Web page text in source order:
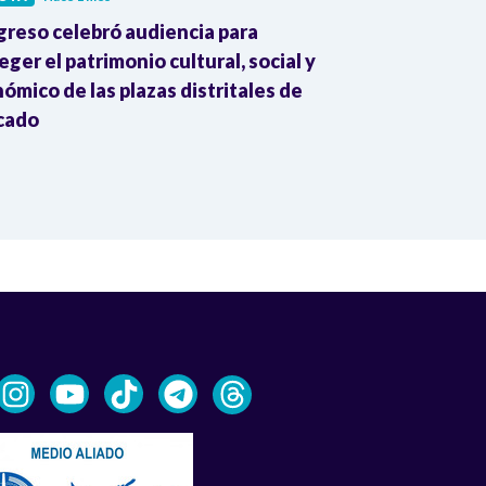
celebró audiencia para
el patrimonio cultural, social y
de las plazas distritales de